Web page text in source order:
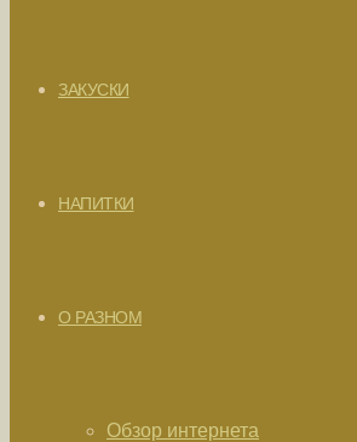
ЗАКУСКИ
НАПИТКИ
О РАЗНОМ
Обзор интернета